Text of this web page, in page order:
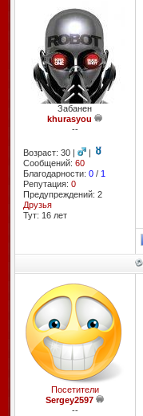
Забанен
khurasyou
--
Возраст: 30 |
|
Сообщений: 60
Благодарности: 0/ 1
Репутация: 0
Предупреждений: 2
Друзья
Тут: 16 лет
Посетители
Sergey2597
--